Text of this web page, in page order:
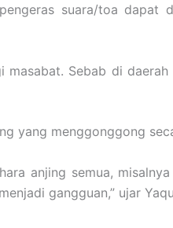
suara/toa dapat
Sebab di
yang menggonggong
anjing semua,
gangguan,” ujar